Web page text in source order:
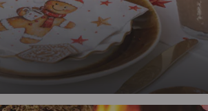
un cocon de douceur grâce à la série